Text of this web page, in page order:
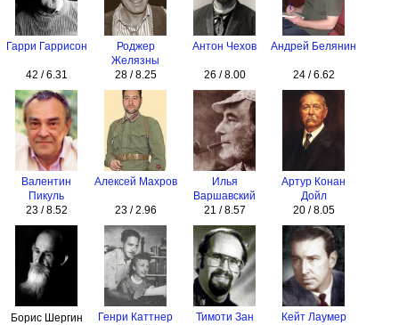
Гарри Гаррисон
42 / 6.31
Роджер
Желязны
28 / 8.25
Антон Чехов
26 / 8.00
Андрей Белянин
24 / 6.62
Валентин
Пикуль
23 / 8.52
Алексей Махров
23 / 2.96
Илья
Варшавский
21 / 8.57
Артур Конан
Дойл
20 / 8.05
Борис Шергин
Генри Каттнер
Тимоти Зан
Кейт Лаумер